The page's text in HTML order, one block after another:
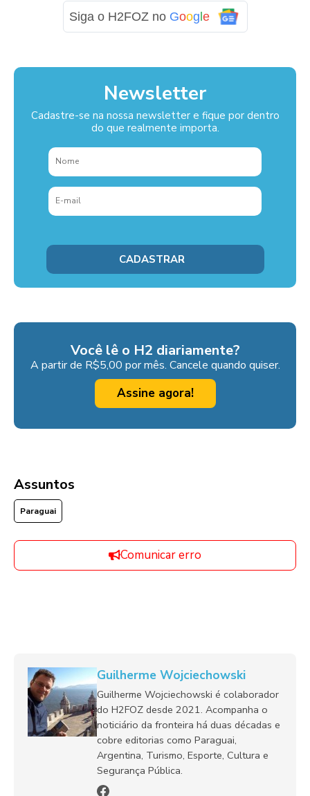
Siga o H2FOZ no Goog e
Newsletter
Cadastre-se na nossa newsletter e fique por dentro
do que realmente importa.
Você lê o H2 diariamente?
A partir de R$5,00 por mês. Cancele quando quiser.
Assine agora!
Assuntos
Paraguai
Comunicar erro
Guilherme Wojciechowski
Guilherme Wojciechowski é colaborador
do H2FOZ desde 2021. Acompanha o
noticiário da fronteira há duas décadas e
cobre editorias como Paraguai,
Argentina, Turismo, Esporte, Cultura e
Segurança Pública.